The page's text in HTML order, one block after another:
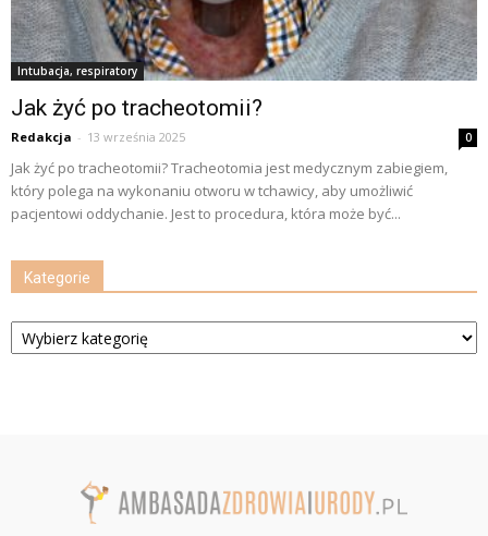
Intubacja, respiratory
Jak żyć po tracheotomii?
Redakcja - 13 września 2025 0
Jak żyć po tracheotomii? Tracheotomia jest medycznym zabiegiem,
który polega na wykonaniu otworu w tchawicy, aby umożliwić
pacjentowi oddychanie. Jest to procedura, która może być...
Kategorie
Kategorie